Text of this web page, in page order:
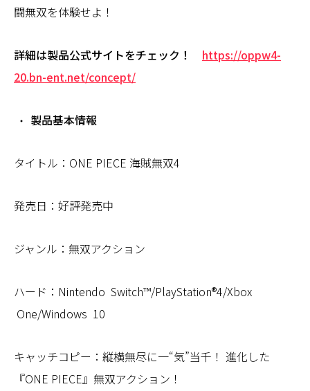
闘無双を体験せよ！
詳細は製品公式サイトをチェック！ https://oppw4-
20.bn-ent.net/concept/
製品基本情報
タイトル：ONE PIECE 海賊無双4
発売日：好評発売中
ジャンル：無双アクション
ハード：Nintendo Switch™/PlayStation®4/Xbox
One/Windows 10
キャッチコピー：縦横無尽に一“気”当千！ 進化した
『ONE PIECE』無双アクション！